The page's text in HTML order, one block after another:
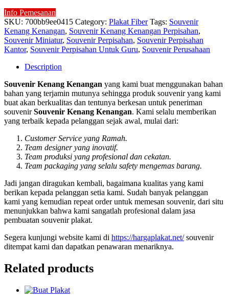
Info Pemesanan
SKU: 700bb9ee0415 Category: Plakat Fiber Tags: Souvenir
Kenang Kenangan, Souvenir Kenang Kenangan Perpisahan,
Souvenir Miniatur, Souvenir Perpisahan, Souvenir Perpisahan
Kantor, Souvenir Perpisahan Untuk Guru, Souvenir Perusahaan
Description
Souvenir Kenang Kenangan yang kami buat menggunakan bahan
bahan yang terjamin mutunya sehingga produk souvenir yang kami
buat akan berkualitas dan tentunya berkesan untuk peneriman
souvenirSouvenir Kenang Kenangan. Kami selalu memberikan
yang terbaik kepada pelanggan sejak awal, mulai dari:
Customer Service yang Ramah.
Team designer yang inovatif.
Team produksi yang profesional dan cekatan.
Team packaging yang selalu safety mengemas barang.
Jadi jangan diragukan kembali, bagaimana kualitas yang kami
berikan kepada pelanggan setia kami. Sudah banyak pelanggan
kami yang kemudian repeat order untuk memesan souvenir, dari situ
menunjukkan bahwa kami sangatlah profesional dalam jasa
pembuatan souvenir plakat.
Segera kunjungi website kami di https://hargaplakat.net/souvenir
ditempat kami dan dapatkan penawaran menariknya.
Related products